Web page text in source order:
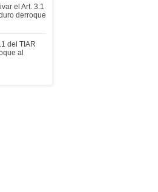
el Art. 3.1
derroque
del TIAR
al